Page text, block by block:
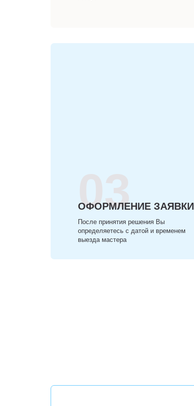
03
ОФОРМЛЕНИЕ ЗАЯВКИ
После принятия решения Вы
определяетесь с датой и временем
выезда мастера